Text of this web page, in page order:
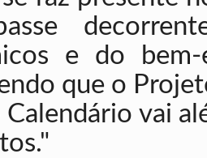
e do
que o
vai